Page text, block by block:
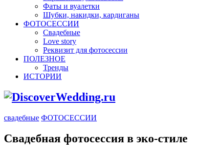
Фаты и вуалетки
Шубки, накидки, кардиганы
ФОТОСЕССИИ
Свадебные
Love story
Реквизит для фотосессии
ПОЛЕЗНОЕ
Тренды
ИСТОРИИ
свадебные ФОТОСЕССИИ
Свадебная фотосессия в эко-стиле